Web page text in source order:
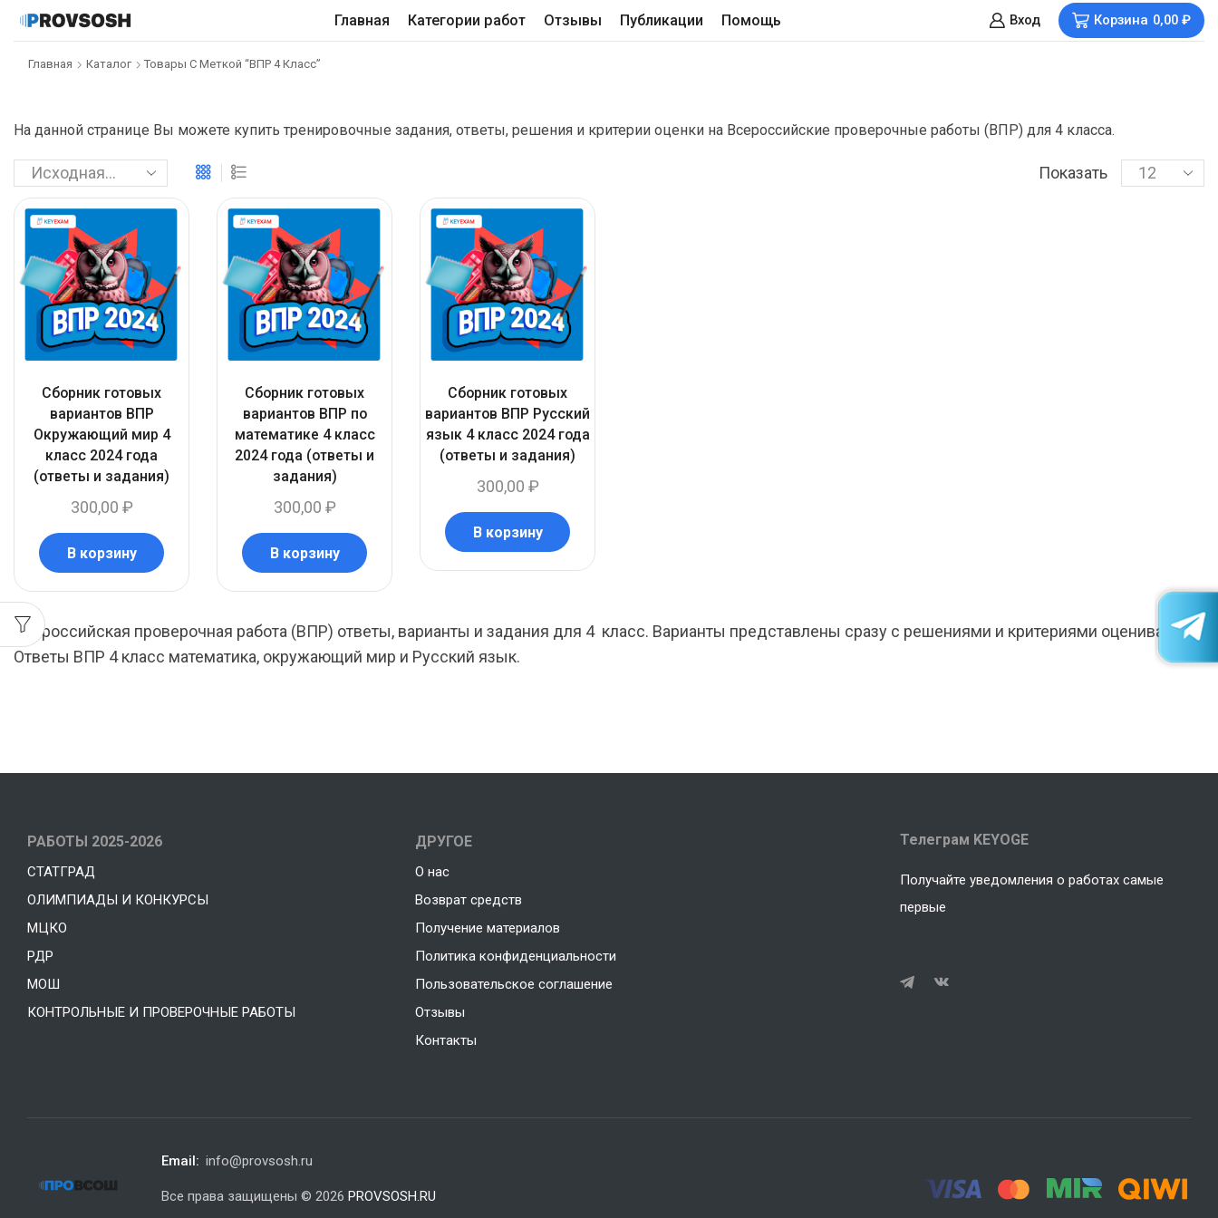
Главная Категории работ Отзывы Публикации Помощь Вход Корзина 0,00 ₽
Главная Каталог Товары С Меткой “ВПР 4 Класс”
На данной странице Вы можете купить тренировочные задания, ответы, решения и критерии оценки на Всероссийские проверочные работы (ВПР) для 4 класса.
Показать
Сборник готовых
вариантов ВПР
Окружающий мир 4
класс 2024 года
(ответы и задания)
300,00 ₽
В корзину
Сборник готовых
вариантов ВПР по
математике 4 класс
2024 года (ответы и
задания)
300,00 ₽
В корзину
Сборник готовых
вариантов ВПР Русский
язык 4 класс 2024 года
(ответы и задания)
300,00 ₽
В корзину
Всероссийская проверочная работа (ВПР) ответы, варианты и задания для 4 класс. Варианты представлены сразу с решениями и критериями оценивания.
Ответы ВПР 4 класс математика, окружающий мир и Русский язык.
РАБОТЫ 2025-2026
СТАТГРАД
ОЛИМПИАДЫ И КОНКУРСЫ
МЦКО
РДР
МОШ
КОНТРОЛЬНЫЕ И ПРОВЕРОЧНЫЕ РАБОТЫ
ДРУГОЕ
О нас
Возврат средств
Получение материалов
Политика конфиденциальности
Пользовательское соглашение
Отзывы
Контакты
Телеграм KEYOGE
Получайте уведомления о работах самые
первые
Email: info@provsosh.ru
Все права защищены © 2026PROVSOSH.RU